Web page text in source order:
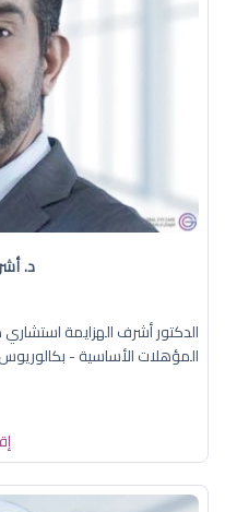
د.
الدكتور أشرف الهزايمة
المؤهلات الأساسية -